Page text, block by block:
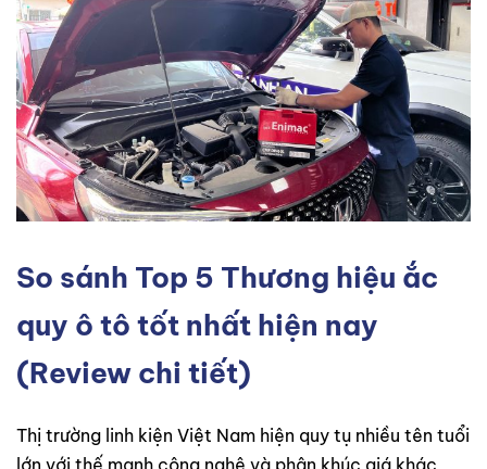
So sánh Top 5 Thương hiệu ắc
quy ô tô tốt nhất hiện nay
(Review chi tiết)
Thị trường linh kiện Việt Nam hiện quy tụ nhiều tên tuổi
lớn với thế mạnh công nghệ và phân khúc giá khác